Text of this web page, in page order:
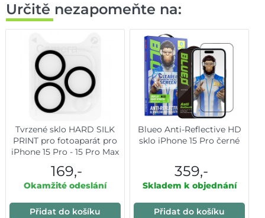
Určitě nezapomeňte na:
Tvrzené sklo HARD SILK
PRINT pro fotoaparát pro
iPhone 15 Pro - 15 Pro Max
169,-
Okamžité odeslání
Přidat do košíku
Blueo Anti-Reflective HD
sklo iPhone 15 Pro černé
359,-
Skladem k objednání
Přidat do košíku